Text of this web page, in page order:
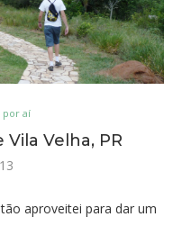
por aí
Velha, PR
aproveitei para dar um